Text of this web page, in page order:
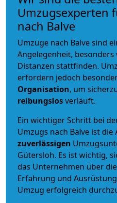
Umzugsexperten
nach Balve
Umzüge nach Balve sind
Angelegenheit,
Distanzen stattfinden.
erfordern jedoch
Organisation, um
reibungslosverläuft.
Ein wichtiger Schritt bei
Umzugs nach Balve ist die
zuverlässigen
Gütersloh. Es ist wichtig,
das Unternehmen über
Erfahrung und
Umzug erfolgreich